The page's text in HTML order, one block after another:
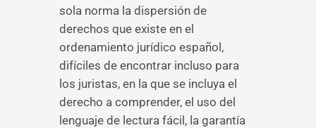
sola norma la dispersión de
derechos que existe en el
ordenamiento jurídico español,
difíciles de encontrar incluso para
los juristas, en la que se incluya el
derecho a comprender, el uso del
lenguaje de lectura fácil, la garantía